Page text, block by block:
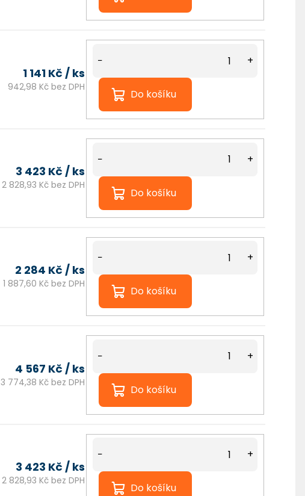
1 141 Kč / ks
942,98 Kč bez DPH
+
−
Do košíku
3 423 Kč / ks
2 828,93 Kč bez DPH
+
−
Do košíku
2 284 Kč / ks
1 887,60 Kč bez DPH
+
−
Do košíku
4 567 Kč / ks
3 774,38 Kč bez DPH
+
−
Do košíku
3 423 Kč / ks
2 828,93 Kč bez DPH
+
−
Do košíku